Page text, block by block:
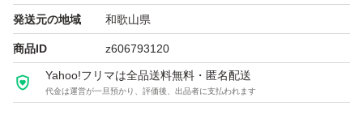
海外製品の為に製品の汚れ、スレ、表記ラベル忘れ等
が有ります。裏側でフレーバーの確認出来ます。
発送元の地域 和歌山県
商品ID z606793120
Yahoo!フリマは全品送料無料・匿名配送
代金は運営が一旦預かり、評価後、出品者に支払われます